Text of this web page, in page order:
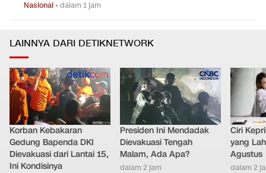
Nasional •dalam 1 jam
LAINNYA DARI DETIKNETWORK
Korban Kebakaran
Gedung Bapenda DKI
Dievakuasi dari Lantai 15,
Ini Kondisinya
Presiden Ini Mendadak
Dievakuasi Tengah
Malam, Ada Apa?
dalam 2 jam
Ciri
yang
Agustus
dalam 2